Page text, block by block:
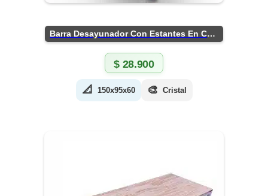
Barra Desayunador Con Estantes En Chapa
$28.900
📐 150x95x60 🎨 Cristal